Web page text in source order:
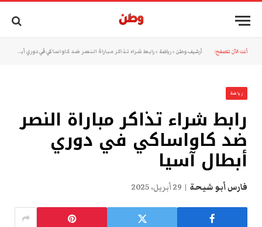
أنت الآن تتصفح: أرشيف وطن »رياضة »رابط شراء تذاكر مباراة النصر ضد كاواساكي في دوري أبطال آسيا
رياضة
رابط شراء تذاكر مباراة النصر
ضد كاواساكي في دوري
أبطال آسيا
فارس أبو شيحة 29 أبريل، 2025